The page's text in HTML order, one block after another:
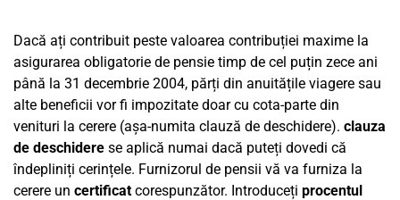
Dacă ați contribuit peste valoarea contribuției maxime la
asigurarea obligatorie de pensie timp de cel puțin zece ani
până la 31 decembrie 2004, părți din anuitățile viagere sau
alte beneficii vor fi impozitate doar cu cota-parte din
venituri la cerere (așa-numita clauză de deschidere). clauza
de deschidere se aplică numai dacă puteți dovedi că
îndepliniți cerințele. Furnizorul de pensii vă va furniza la
cerere un certificatcorespunzător. Introduceți procentul